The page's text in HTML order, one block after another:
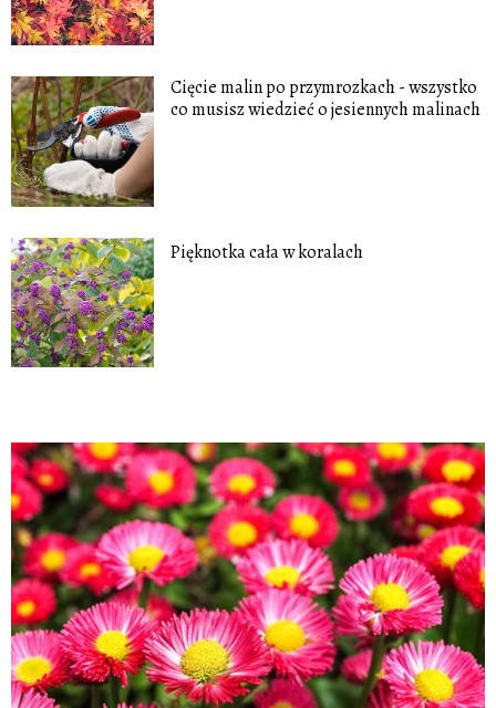
Cięcie malin po przymrozkach - wszystko
co musisz wiedzieć o jesiennych malinach
Pięknotka cała w koralach